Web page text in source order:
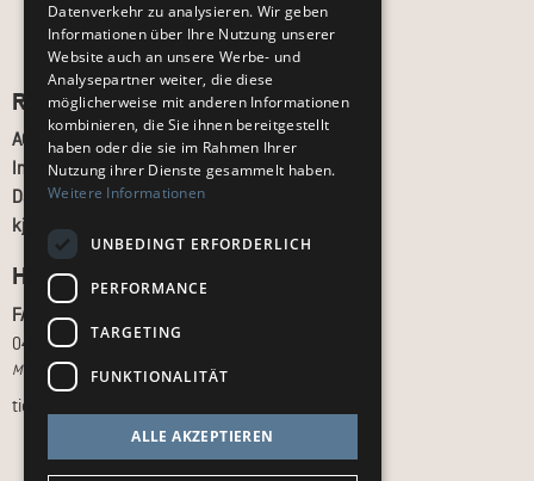
Recht und Ordnung
AGB
Impressum
Datenschutz
kj.de
Hilfe & Support
FAQ
040 - 413 22 60
Montag bis Freitag, 10:00 bis 18:00 Uhr
tickets@kj.de
Datenverkehr zu analysieren. Wir geben
Informationen über Ihre Nutzung unserer
Website auch an unsere Werbe- und
Analysepartner weiter, die diese
möglicherweise mit anderen Informationen
kombinieren, die Sie ihnen bereitgestellt
haben oder die sie im Rahmen Ihrer
Nutzung ihrer Dienste gesammelt haben.
Weitere Informationen
UNBEDINGT ERFORDERLICH
PERFORMANCE
TARGETING
FUNKTIONALITÄT
ALLE AKZEPTIEREN